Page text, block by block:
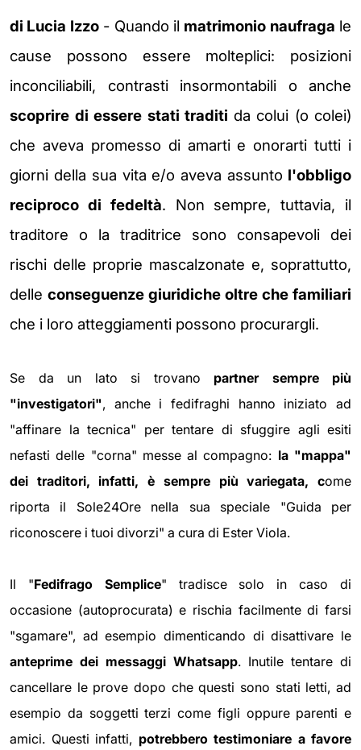
di Lucia Izzo- Quando il matrimonio naufraga le
cause possono essere molteplici: posizioni
inconciliabili, contrasti insormontabili o anche
scoprire di essere stati traditi da colui (o colei)
che aveva promesso di amarti e onorarti tutti i
giorni della sua vita e/o aveva assunto l'obbligo
reciproco di fedeltà. Non sempre, tuttavia, il
traditore o la traditrice sono consapevoli dei
rischi delle proprie mascalzonate e, soprattutto,
delle conseguenze giuridiche oltre che familiari
che i loro atteggiamenti possono procurargli.
Se da un lato si trovano partner sempre più
"investigatori", anche i fedifraghi hanno iniziato ad
"affinare la tecnica" per tentare di sfuggire agli esiti
nefasti delle "corna" messe al compagno: la "mappa"
dei traditori, infatti, è sempre più variegata, come
riporta il Sole24Ore nella sua speciale "Guida per
riconoscere i tuoi divorzi" a cura di Ester Viola.
Il "Fedifrago Semplice" tradisce solo in caso di
occasione (autoprocurata) e rischia facilmente di farsi
"sgamare", ad esempio dimenticando di disattivare le
anteprime dei messaggi Whatsapp. Inutile tentare di
cancellare le prove dopo che questi sono stati letti, ad
esempio da soggetti terzi come figli oppure parenti e
amici. Questi infatti, potrebbero testimoniare a favore